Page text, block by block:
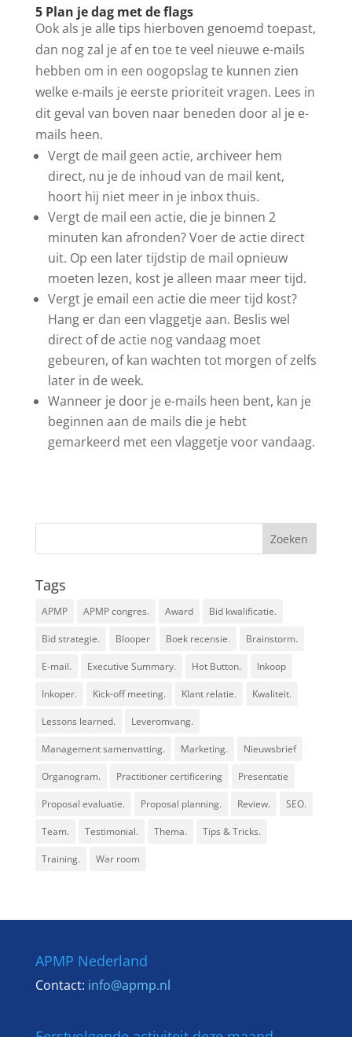
5 Plan je dag met de flags
Ook als je alle tips hierboven genoemd toepast,
dan nog zal je af en toe te veel nieuwe e-mails
hebben om in een oogopslag te kunnen zien
welke e-mails je eerste prioriteit vragen. Lees in
dit geval van boven naar beneden door al je e-
mails heen.
Vergt de mail geen actie, archiveer hem
direct, nu je de inhoud van de mail kent,
hoort hij niet meer in je inbox thuis.
Vergt de mail een actie, die je binnen 2
minuten kan afronden? Voer de actie direct
uit. Op een later tijdstip de mail opnieuw
moeten lezen, kost je alleen maar meer tijd.
Vergt je email een actie die meer tijd kost?
Hang er dan een vlaggetje aan. Beslis wel
direct of de actie nog vandaag moet
gebeuren, of kan wachten tot morgen of zelfs
later in de week.
Wanneer je door je e-mails heen bent, kan je
beginnen aan de mails die je hebt
gemarkeerd met een vlaggetje voor vandaag.
Tags
APMP APMP congres. Award Bid kwalificatie.
Bid strategie. Blooper Boek recensie. Brainstorm.
E-mail. Executive Summary. Hot Button. Inkoop
Inkoper. Kick-off meeting. Klant relatie. Kwaliteit.
Lessons learned. Leveromvang.
Management samenvatting. Marketing. Nieuwsbrief
Organogram. Practitioner certificering Presentatie
Proposal evaluatie. Proposal planning. Review. SEO.
Team. Testimonial. Thema. Tips & Tricks.
Training. War room
APMP Nederland
Contact: info@apmp.nl